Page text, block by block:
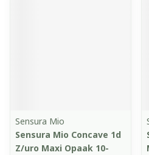
Sensura Mio
Sensura Mio Concave 1d
Z/uro Maxi Opaak 10-